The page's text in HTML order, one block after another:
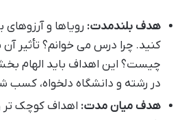
هدف بلندمدت: رویاها و
کنید. چرا درس می خوانم؟ تأثیر آن
چیست؟ این اهداف باید الهام
در رشته و دانشگاه دلخواه،
هدف میان مدت: اهداف کوچک تر